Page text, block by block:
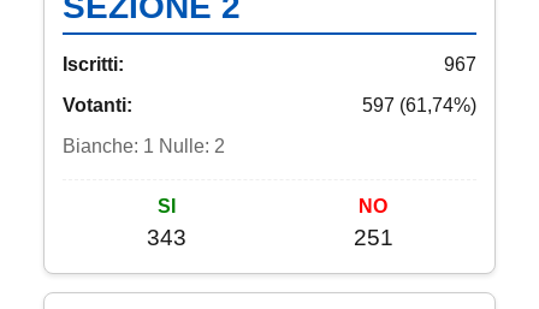
Iscritti:
967
Votanti:
597 (61,74%)
Bianche: 1 Nulle: 2
SI
343
NO
251